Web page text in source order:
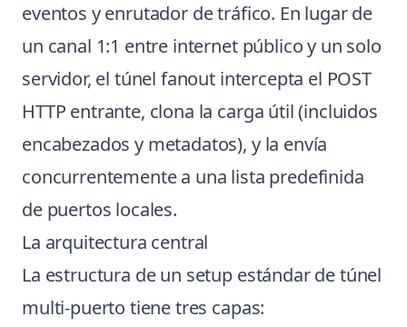
eventos y enrutador de tráfico. En lugar de
un canal 1:1 entre internet público y un solo
servidor, el túnel fanout intercepta el POST
HTTP entrante, clona la carga útil (incluidos
encabezados y metadatos), y la envía
concurrentemente a una lista predefinida
de puertos locales.
La arquitectura central
La estructura de un setup estándar de túnel
multi-puerto tiene tres capas: